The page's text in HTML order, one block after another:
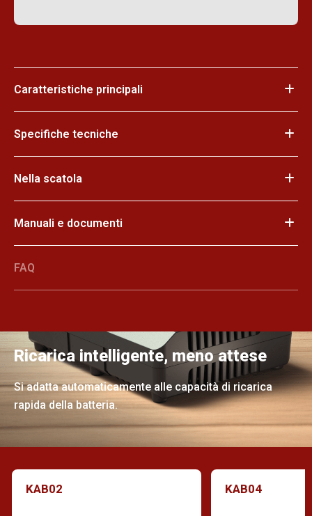
Caratteristiche principali
Specifiche tecniche
Nella scatola
Manuali e documenti
FAQ
Ricarica intelligente, meno attese
Si adatta automaticamente alle capacità di ricarica
rapida della batteria.
KAB02 KAB04